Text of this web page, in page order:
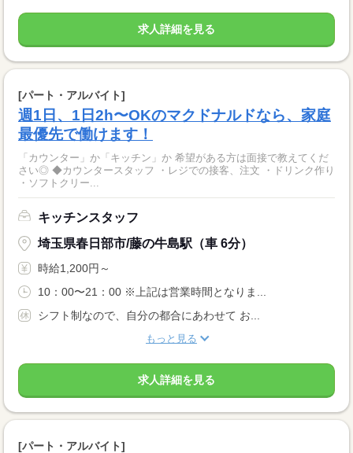
求人詳細を見る
[パート・アルバイト]
週1日、1日2h〜OKのマクドナルドなら、家庭
最優先で働けます！
「カウンター」か「キッチン」か 希望がある方は面接で教えてくだ
さい◎ ◆カウンタースタッフ ・レジでの接客、注文 ・ドリンク作り
・ソフトクリー...
キッチンスタッフ
埼玉県春日部市/藤の牛島駅（車 6分）
時給1,200円～
10：00〜21：00 ※上記は営業時間となりま...
シフト制なので、自分の都合にあわせて お...
もっと見る
求人詳細を見る
[パート・アルバイト]